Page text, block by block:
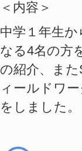
＜内容＞
中学１年生
なる4名の方
の紹介、ま
ィールドワ
をしました。